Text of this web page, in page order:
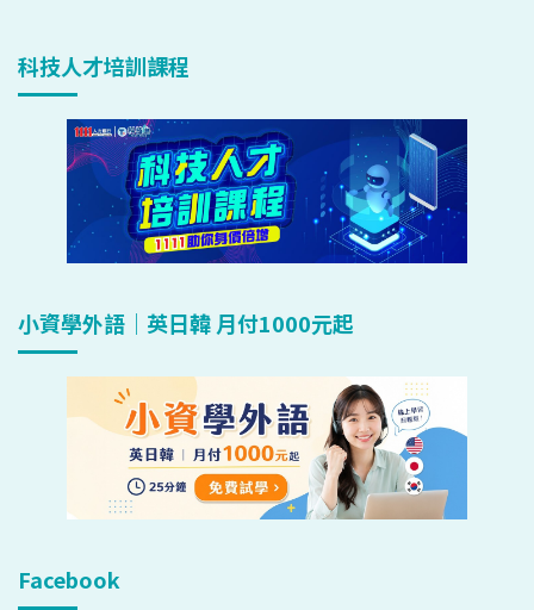
科技人才培訓課程
小資學外語｜英日韓 月付1000元起
Facebook